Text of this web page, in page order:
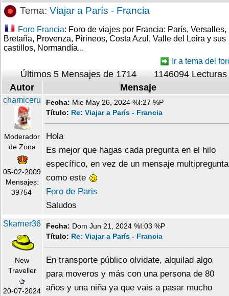
Tema: Viajar a París - Francia
Foro Francia: Foro de viajes por Francia: París, Versalles,
Bretaña, Provenza, Pirineos, Costa Azul, Valle del Loira y sus
castillos, Normandía...
Ir a tema del
Últimos 5 Mensajes de 1714
1146094 Lecturas
Autor
Mensaje
chamiceru
Moderador
de Zona
05-02-2009
Mensajes:
39754
Fecha: Mie May 26, 2024 %I:27 %P
Título: Re: Viajar a París - Francia
Hola
Es mejor que hagas cada pregunta en el hilo
específico, en vez de un mensaje multipregunta
como este
Foro de Paris
Saludos
Skarner36
New
Traveller
20-07-2024
Fecha: Dom Jun 21, 2024 %I:03 %P
Título: Re: Viajar a París - Francia
En transporte público olvidate, alquilad algo
para moveros y más con una persona de 80
años y una niña ya que vais a pasar mucho